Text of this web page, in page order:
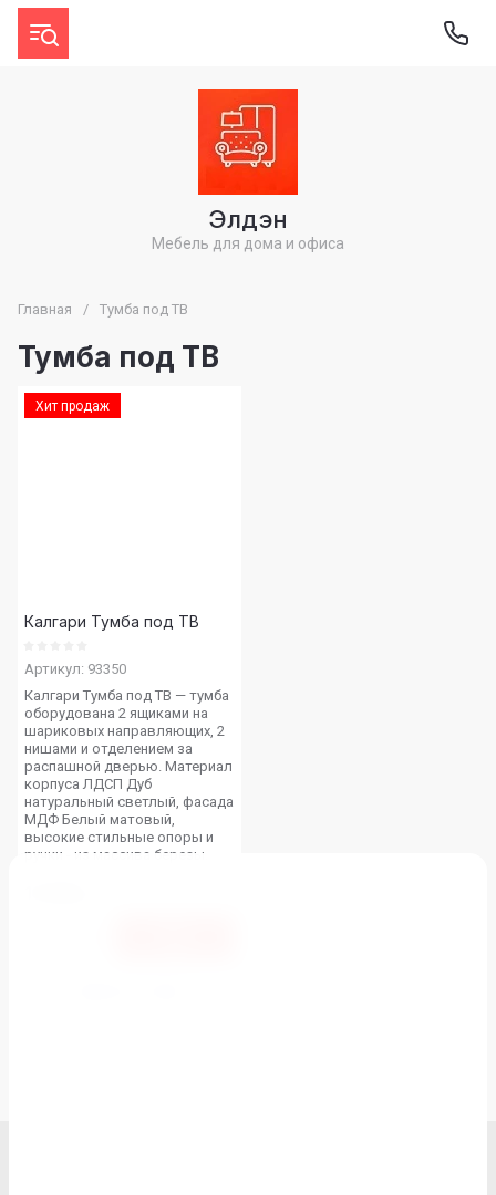
Элдэн
Мебель для дома и офиса
Главная / Тумба под ТВ
Тумба под ТВ
Хит продаж
Калгари Тумба под ТВ
Артикул: 93350
Калгари Тумба под ТВ — тумба
оборудована 2 ящиками на
шариковых направляющих, 2
нишами и отделением за
распашной дверью. Материал
корпуса ЛДСП Дуб
натуральный светлый, фасада
МДФ Белый матовый,
высокие стильные опоры и
ручки - из массива березы.